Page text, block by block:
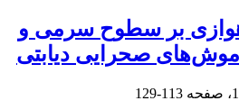
هوازی بر سطوح سرمی و
113-129